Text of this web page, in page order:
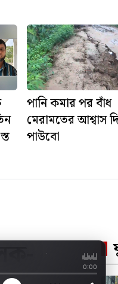
পানি কমার পর বাঁধ
মেরামতের আশ্বাস
পাউবো
ফুলগাজীতে অব্যবহৃত
0:00